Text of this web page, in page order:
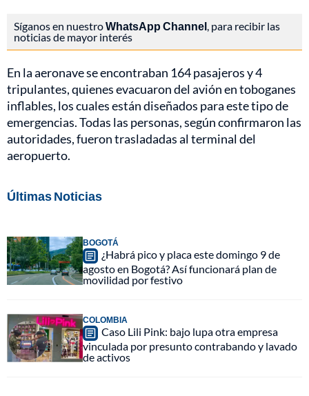
Síganos en nuestroWhatsApp Channel , para recibir las
noticias de mayor interés
En la aeronave se encontraban 164 pasajeros y 4
tripulantes, quienes evacuaron del avión en toboganes
inflables, los cuales están diseñados para este tipo de
emergencias. Todas las personas, según confirmaron las
autoridades, fueron trasladadas al terminal del
aeropuerto.
Últimas Noticias
BOGOTÁ
¿Habrá pico y placa este domingo 9 de
agosto en Bogotá? Así funcionará plan de
movilidad por festivo
COLOMBIA
Caso Lili Pink: bajo lupa otra empresa
vinculada por presunto contrabando y lavado
de activos